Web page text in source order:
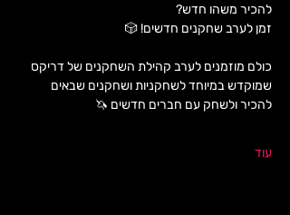
להכיר משהו חדש?
זמן לערב שחקנים חדשים! 🎲
כולם מוזמנים לערב קהילת השחקנים של דריקס
שמוקדש במיוחד לשחקניות ושחקנים שבאים
להכיר ולשחק עם חברים חדשים 🦄
עוד